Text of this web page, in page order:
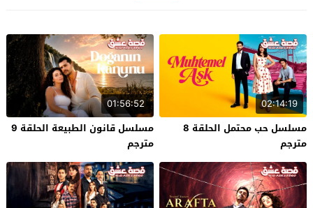
02:14:19
مسلسل حب محتمل الحلقة 8
مترجم
01:56:52
مسلسل قانون الطبيعة الحلقة 9
مترجم